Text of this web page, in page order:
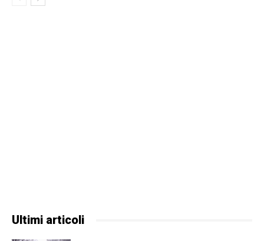
Ultimi articoli